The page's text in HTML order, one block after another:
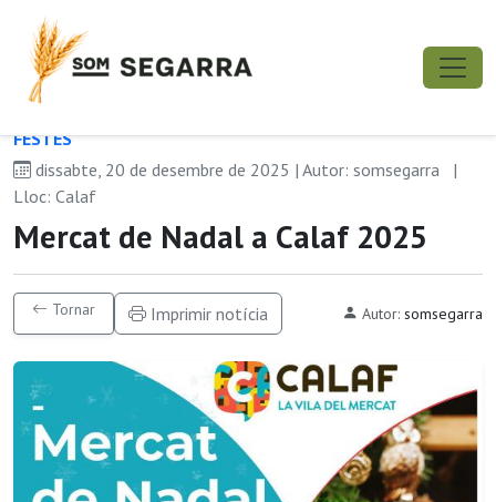
FESTES
dissabte, 20 de desembre de 2025 | Autor: somsegarra
|
Lloc: Calaf
Mercat de Nadal a Calaf 2025
Tornar Imprimir notícia Autor: somsegarra